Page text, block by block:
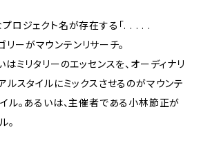
ロジェクト名が存在する「. . . . .
ーがマウンテンリサーチ。
はミリタリーのエッセンスを、オーディナリ
ルスタイルにミックスさせるのがマウンテ
ル。あるいは、主催者である小林節正が
。